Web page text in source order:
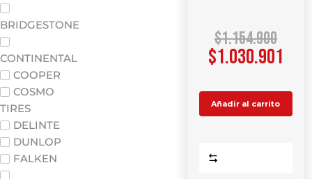
BRIDGESTONE
CONTINENTAL
COOPER
COSMO
TIRES
DELINTE
DUNLOP
FALKEN
$1.154.900
$1.030.901
Añadir al carrito